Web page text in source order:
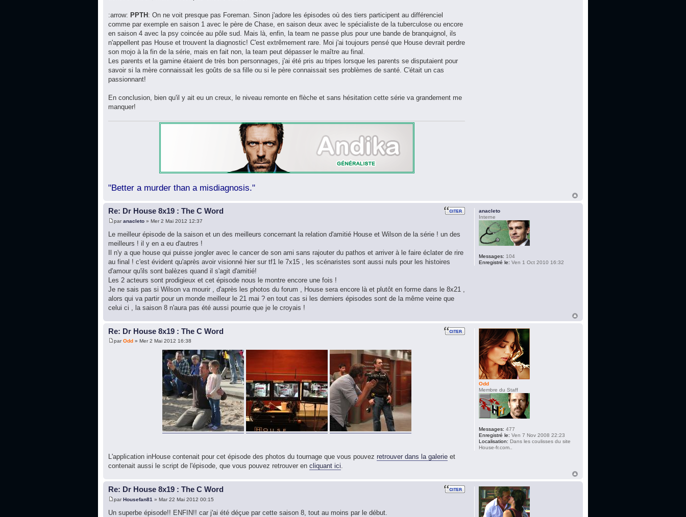
:arrow: PPTH : On ne voit presque pas Foreman. Sinon j'adore les épisodes où des tiers participent au différenciel
comme par exemple en saison 1 avec le père de Chase, en saison deux avec le spécialiste de la tuberculose ou encore
en saison 4 avec la psy coincée au pôle sud. Mais là, enfin, la team ne passe plus pour une bande de branquignol, ils
n'appellent pas House et trouvent la diagnostic! C'est extrêmement rare. Moi j'ai toujours pensé que House devrait perdre
son mojo à la fin de la série, mais en fait non, la team peut dépasser le maître au final.
Les parents et la gamine étaient de très bon personnages, j'ai été pris au tripes lorsque les parents se disputaient pour
savoir si la mère connaissait les goûts de sa fille ou si le père connaissait ses problèmes de santé. C'était un cas
passionnant!
En conclusion, bien qu'il y ait eu un creux, le niveau remonte en flèche et sans hésitation cette série va grandement me
manquer!
"Better a murder than a misdiagnosis."
Re: Dr House 8x19 : The C Word
paranacleto » Mer 2 Mai 2012 12:37
Le meilleur épisode de la saison et un des meilleurs concernant la relation d'amitié House et Wilson de la série ! un des
meilleurs ! il y en a eu d'autres !
Il n'y a que house qui puisse jongler avec le cancer de son ami sans rajouter du pathos et arriver à le faire éclater de rire
au final ! c'est évident qu'après avoir visionné hier sur tf1 le 7x15 , les scénaristes sont aussi nuls pour les histoires
d'amour qu'ils sont balèzes quand il s'agit d'amitié!
Les 2 acteurs sont prodigieux et cet épisode nous le montre encore une fois !
Je ne sais pas si Wilson va mourir , d'après les photos du forum , House sera encore là et plutôt en forme dans le 8x21 ,
alors qui va partir pour un monde meilleur le 21 mai ? en tout cas si les derniers épisodes sont de la même veine que
celui ci , la saison 8 n'aura pas été aussi pourrie que je le croyais !
anacleto
Interne
Messages: 104
Enregistré le: Ven 1 Oct 2010 16:32
Re: Dr House 8x19 : The C Word
parOdd » Mer 2 Mai 2012 16:38
L'application inHouse contenait pour cet épisode des photos du tournage que vous pouvez retrouver dans la galerie et
contenait aussi le script de l'épisode, que vous pouvez retrouver en cliquant ici.
Odd
Membre du Staff
Messages: 477
Enregistré le: Ven 7 Nov 2008 22:23
Localisation: Dans les coulisses du site
House-fr.com..
Re: Dr House 8x19 : The C Word
parHousefan81 » Mar 22 Mai 2012 00:15
Un superbe épisode!! ENFIN!! car j'ai été déçue par cette saison 8, tout au moins par le début.